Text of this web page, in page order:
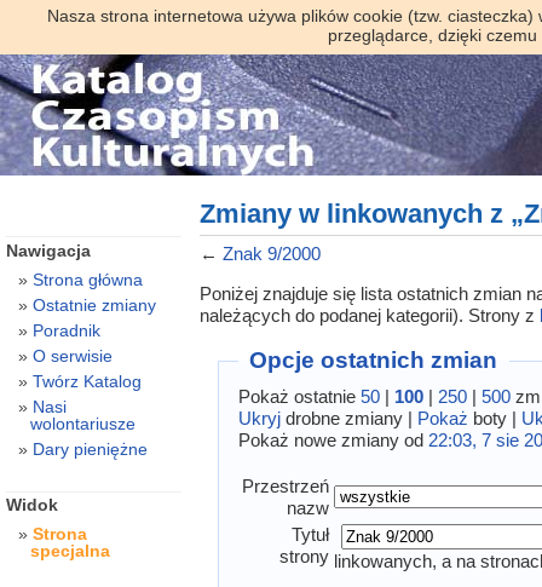
Nasza strona internetowa używa plików cookie (tzw.
przeglądarce, dzięki
Zmiany w linkowanych z
← Znak 9/2000
Poniżej znajduje się lista ostatnich zmian
należących do podanej kategorii). Strony z
Opcje ostatnich zmian
Pokaż ostatnie 50| 100| 250| 500
Ukryjdrobne zmiany | Pokaż boty |
Pokaż nowe zmiany od 22:03, 7 sie
Przestrzeń
nazw
Tytuł
strony linkowanych, a na
Nawigacja
Strona główna
Ostatnie zmiany
Poradnik
O serwisie
Twórz Katalog
Nasi
wolontariusze
Dary pieniężne
Widok
Strona
specjalna